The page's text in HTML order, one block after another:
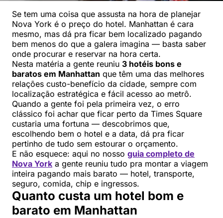
Se tem uma coisa que assusta na hora de planejar
Nova York é o preço do hotel. Manhattan é cara
mesmo, mas dá pra ficar bem localizado pagando
bem menos do que a galera imagina — basta saber
onde procurar e reservar na hora certa.
Nesta matéria a gente reuniu 3 hotéis bons e
baratos em Manhattan que têm uma das melhores
relações custo-benefício da cidade, sempre com
localização estratégica e fácil acesso ao metrô.
Quando a gente foi pela primeira vez, o erro
clássico foi achar que ficar perto da Times Square
custaria uma fortuna — descobrimos que,
escolhendo bem o hotel e a data, dá pra ficar
pertinho de tudo sem estourar o orçamento.
E não esquece: aqui no nosso guia completo de
Nova York a gente reuniu tudo pra montar a viagem
inteira pagando mais barato — hotel, transporte,
seguro, comida, chip e ingressos.
Quanto custa um hotel bom e
barato em Manhattan